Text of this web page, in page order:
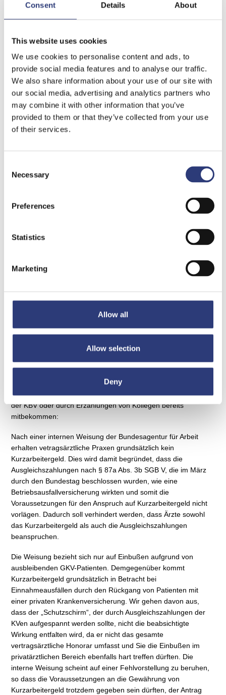
Consent Details About
This website uses cookies
We use cookies to personalise content and ads, to
provide social media features and to analyse our traffic.
We also share information about your use of our site with
our social media, advertising and analytics partners who
may combine it with other information that you’ve
provided to them or that they’ve collected from your use
of their services.
Selection
Necessary
Preferences
Statistics
Marketing
Allow all
Allow selection
Deny
Informationen
zum Corona-
Virus und
Auswirkungen
#3
vielleicht haben Sie es durch die Meldung auf der Homepage
der KBV oder durch Erzählungen von Kollegen bereits
mitbekommen:
Nach einer internen Weisung der Bundesagentur für Arbeit
erhalten vetragsärztliche Praxen grundsätzlich kein
Kurzarbeitergeld. Dies wird damit begründet, dass die
Ausgleichszahlungen nach § 87a Abs. 3b SGB V, die im März
durch den Bundestag beschlossen wurden, wie eine
Betriebsausfallversicherung wirkten und somit die
Voraussetzungen für den Anspruch auf Kurzarbeitergeld nicht
vorlägen. Dadurch soll verhindert werden, dass Ärzte sowohl
das Kurzarbeitergeld als auch die Ausgleichszahlungen
beanspruchen.
Die Weisung bezieht sich nur auf Einbußen aufgrund von
ausbleibenden GKV-Patienten. Demgegenüber kommt
Kurzarbeitergeld grundsätzlich in Betracht bei
Einnahmeausfällen durch den Rückgang von Patienten mit
einer privaten Krankenversicherung. Wir gehen davon aus,
dass der „Schutzschirm“, der durch Ausgleichszahlungen der
KVen aufgespannt werden sollte, nicht die beabsichtigte
Wirkung entfalten wird, da er nicht das gesamte
vertragsärztliche Honorar umfasst und Sie die Einbußen im
privatärztlichen Bereich ebenfalls hart treffen dürften. Die
interne Weisung scheint auf einer Fehlvorstellung zu beruhen,
so dass die Voraussetzungen an die Gewährung von
Kurzarbeitergeld trotzdem gegeben sein dürften, der Antrag